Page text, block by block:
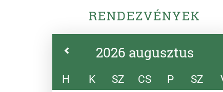
RENDEZVÉNYEK
2026 augusztus
H K SZ CS P SZ